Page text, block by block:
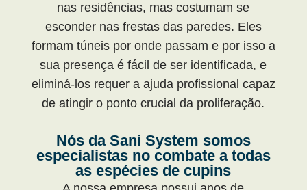
nas residências, mas costumam se
esconder nas frestas das paredes. Eles
formam túneis por onde passam e por isso a
sua presença é fácil de ser identificada, e
eliminá-los requer a ajuda profissional capaz
de atingir o ponto crucial da proliferação.
Nós da Sani System somos
especialistas no combate a todas
as espécies de cupins